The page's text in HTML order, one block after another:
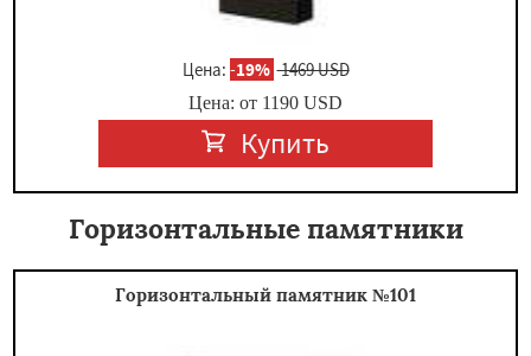
Цена: -19% 1469 USD
Цена: от 1190 USD
Купить
Горизонтальные памятники
Горизонтальный памятник №101